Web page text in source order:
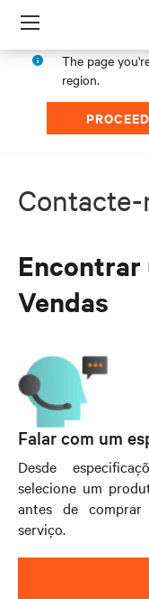
Menu
The page
region.
PROCEED
Contacte-
Encontrar
Vendas
Falar com um
Desde
selecione um
antes de
serviço.